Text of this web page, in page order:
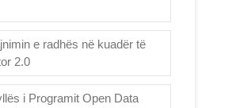
e radhës në kuadër të
2.0
i Programit Open Data